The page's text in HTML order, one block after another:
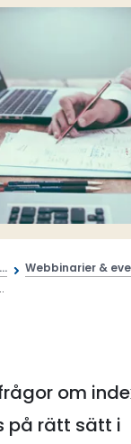
Webbinarier &
om
på rätt sätt i